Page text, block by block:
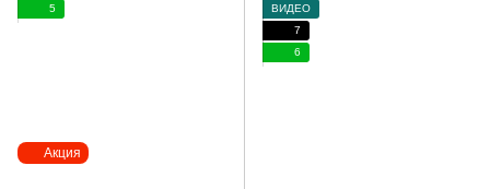
Акция
5
ВИДЕО
7
6